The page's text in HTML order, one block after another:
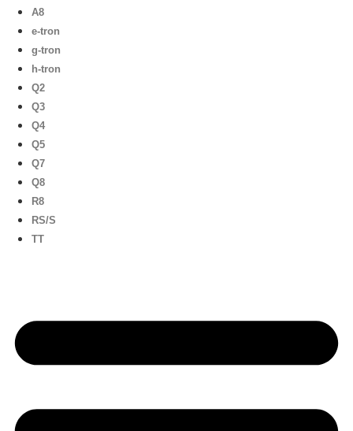
A8
e-tron
g-tron
h-tron
Q2
Q3
Q4
Q5
Q7
Q8
R8
RS/S
TT